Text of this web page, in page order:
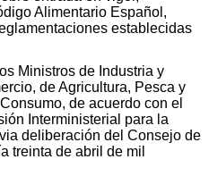
Alimentario Español,
establecidas
Ministros de Industria y
de Agricultura, Pesca y
de acuerdo con el
Interministerial para la
deliberación del Consejo de
treinta de abril de mil